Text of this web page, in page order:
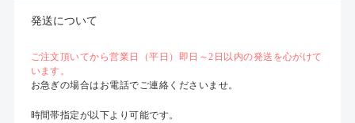
発送について
ご注文頂いてから営業日（平日）即日～2日以内の発送を心がけて
います。
お急ぎの場合はお電話でご連絡くださいませ。
時間帯指定が以下より可能です。